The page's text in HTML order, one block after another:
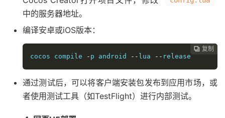
中的服务器地址。
编译安卓或iOS版本：
 复制
 复制
 复制
cocos compile
- p android -- lua -- release
通过测试后，可以将客户端安装包发布到应用市场，或
者使用测试工具（如TestFlight）进行内部测试。